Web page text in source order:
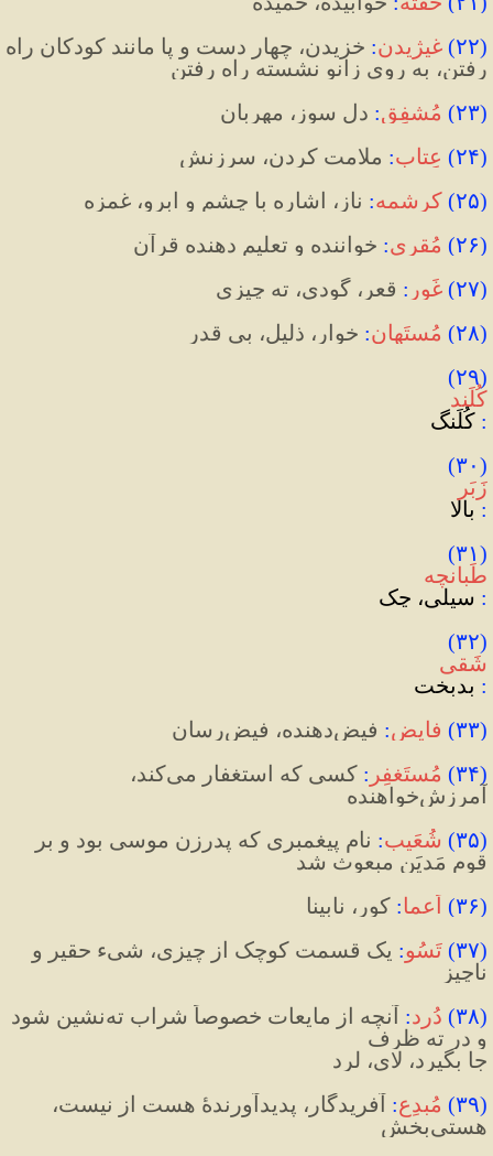
(۲۲) غیژیدن:
رفتن، به روی زانو نشسته راه رفتن
(۲۳) مُشفِق: دل ‌سوز، مهربان
(۲۴) عِتاب: ملامت کردن، سرزنش
(۲۵) کرشمه: ناز، اشاره با چشم و ابرو، غمزه
(۲۶) مُقری: خواننده و تعلیم دهنده قرآن
(۲۷) غَور : قعر، گودی، ته ‌چیزی
(۲۸) مُستَهان: خوار، ذلیل، بی قدر
(۲۹)
کُلَند
: کُلَنگ
(۳۰)
زَبَر
:‌ بالا
(۳۱)
طَبانچه
: سیلی، چک
(۳۲)
شَقی
: بدبخت
(۳۳) فایِض: فیض‌دهنده، فیض‌رسان
(۳۴) مُستَغفِر :
آمرزش‌خواهنده
(۳۵) شُعَیب:
قوم مَدیَن مبعوث شد
(۳۶) اَعما: کور، نابینا
(۳۷) تَسُو:
ناچیز
(۳۸) دُرد:
و در ته ظرف
جا بگیرد، لای، لرد
(۳۹) مُبدِع:
هستی‌بخش